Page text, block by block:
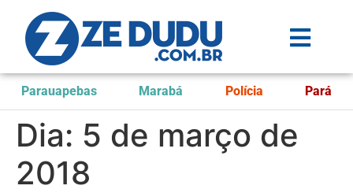
Parauapebas Marabá Polícia Pará
Dia: 5 de março de
2018